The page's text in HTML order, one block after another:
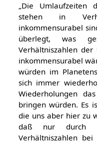
„Die Umlaufzeiten
stehen in
inkommensurabel
überlegt, was
Verhältniszahlen
inkommensurabel
würden im
sich immer
Wiederholungen
bringen würden. Es
die uns aber hier zu
daß nur durch
Verhältniszahlen